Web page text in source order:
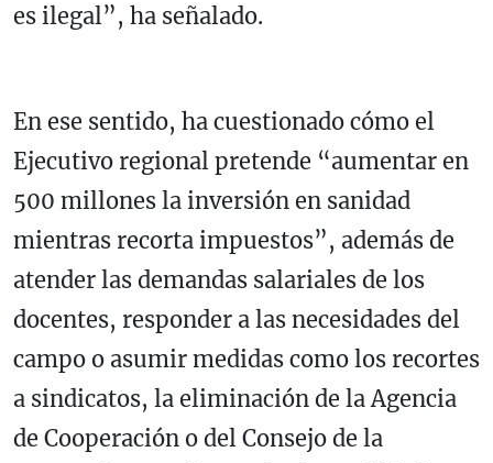
es ilegal”, ha señalado.
En ese sentido, ha cuestionado cómo el
Ejecutivo regional pretende “aumentar en
500 millones la inversión en sanidad
mientras recorta impuestos”, además de
atender las demandas salariales de los
docentes, responder a las necesidades del
campo o asumir medidas como los recortes
a sindicatos, la eliminación de la Agencia
de Cooperación o del Consejo de la